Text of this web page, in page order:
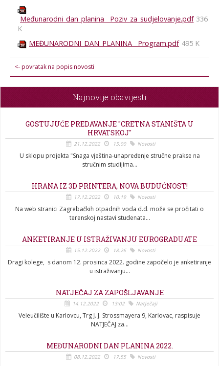
Međunarodni_dan_planina__Poziv_za_sudjelovanje.pdf 336
K
MEĐUNARODNI_DAN_PLANINA__Program.pdf 495 K
<- povratak na popis novosti
Najnovije obavijesti
GOSTUJUĆE PREDAVANJE "CRETNA STANIŠTA U
HRVATSKOJ"
21.12.2022 15:00 Novosti
U sklopu projekta "Snaga vještina-unapređenje stručne prakse na
stručnim studijima...
HRANA IZ 3D PRINTERA, NOVA BUDUĆNOST!
17.12.2022 10:19 Novosti
Na web stranici Zagrebačkih otpadnih voda d.d. može se pročitati o
terenskoj nastavi studenata...
ANKETIRANJE U ISTRAŽIVANJU EUROGRADUATE
15.12.2022 18:26 Novosti
Dragi kolege, s danom 12. prosinca 2022. godine započelo je anketiranje
u istraživanju...
NATJEČAJ ZA ZAPOŠLJAVANJE
14.12.2022 13:02 Natječaji
Veleučilište u Karlovcu, Trg J. J. Strossmayera 9, Karlovac, raspisuje
NATJEČAJ za...
MEĐUNARODNI DAN PLANINA 2022.
08.12.2022 17:55 Novosti